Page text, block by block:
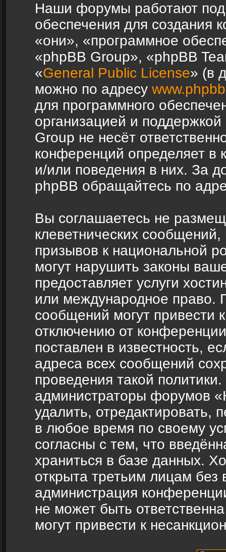
Наши форумы работают под
обеспечения для создания
«они», «программное
«phpBB Group», «phpBB
«General Public License» (в
можно по адресу
для программного
организацией и
Group не несёт
конференций определяет в
и/или поведения в них. За
phpBB обращайтесь по
Вы соглашаетесь не
клеветнических
призывов к национальной
могут нарушить законы
предоставляет услуги
или международное право.
сообщений могут привести
отключению от
поставлен в известность,
адреса всех сообщений
проведения такой
администраторы форумов
удалить, отредактировать,
в любое время по своему
согласны с тем, что
храниться в базе данных.
открыта третьим лицам
администрация
не может быть
могут привести к